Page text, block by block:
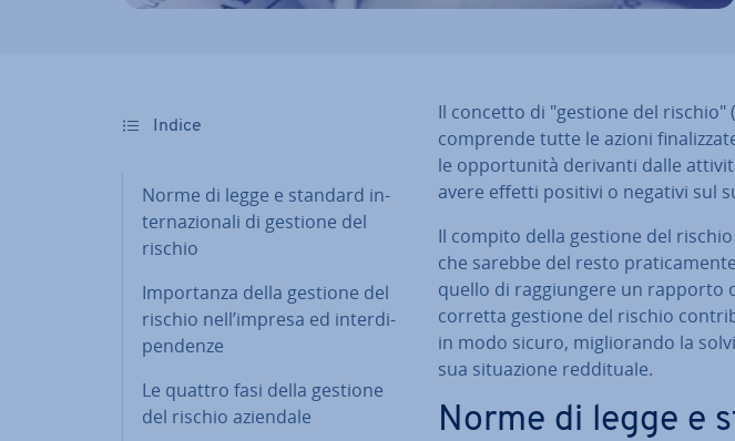
Indice
Norme di legge e standard in­
ter­na­zio­na­li di gestione del
rischio
Im­por­tan­za della gestione del
rischio nell’impresa ed in­ter­di­
pen­den­ze
Le quattro fasi della gestione
del rischio aziendale
Il concetto di "gestione del rischio"
comprende tutte le azioni
le op­por­tu­ni­tà derivanti dalle
avere effetti positivi o negativi sul
Il compito della gestione del
che sarebbe del resto
quello di rag­giun­ge­re un rapporto
corretta gestione del rischio
in modo sicuro, mi­glio­ran­do la
sua si­tua­zio­ne red­di­tua­le.
Norme di legge e